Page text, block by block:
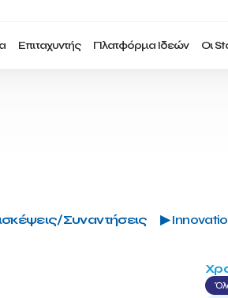
Επιταχυντής Πλατφόρμα Ιδεών Οι
Συναντήσεις ▶